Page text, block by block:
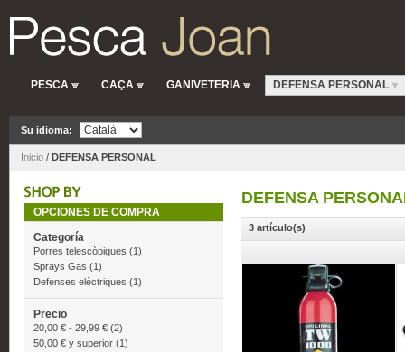
PESCA CAÇA GANIVETERIA DEFENSA PERSONAL
Su idioma:
Inicio / DEFENSA PERSONAL
DEFENSA
3 artículo(s)
OPCIONES DE COMPRA
Categoría
Porres telescòpiques (1)
Sprays Gas (1)
Defenses elèctriques (1)
Precio
20,00 € - 29,99 € (2)
50,00 € y superior (1)